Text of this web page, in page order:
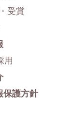
受賞
用
保護方針